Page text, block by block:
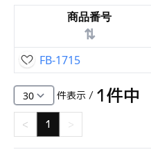
商品番号
⇅
FB-1715
件表示 / 1件中
< 1 >